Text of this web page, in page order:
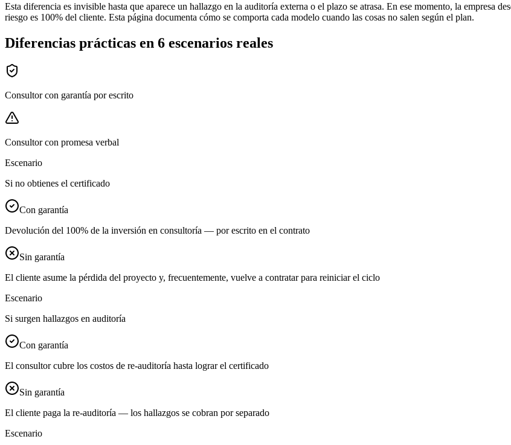
Esta diferencia es invisible hasta que aparece un hallazgo en la auditoría externa o el plazo se atrasa. En ese momento, la empresa
riesgo es 100% del cliente. Esta página documenta cómo se comporta cada modelo cuando las cosas no salen según el plan.
Diferencias prácticas en 6 escenarios reales
Consultor con garantía por escrito
Consultor con promesa verbal
Escenario
Si no obtienes el certificado
Con garantía
Devolución del 100% de la inversión en consultoría — por escrito en el contrato
Sin garantía
El cliente asume la pérdida del proyecto y, frecuentemente, vuelve a contratar para reiniciar el ciclo
Escenario
Si surgen hallazgos en auditoría
Con garantía
El consultor cubre los costos de re-auditoría hasta lograr el certificado
Sin garantía
El cliente paga la re-auditoría — los hallazgos se cobran por separado
Escenario